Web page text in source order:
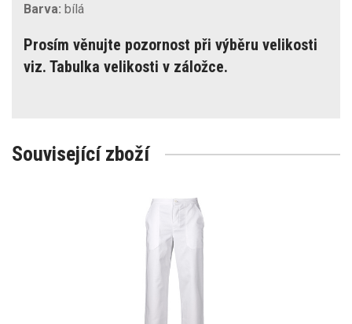
Barva: bílá
Prosím věnujte pozornost při výběru velikosti
viz. Tabulka velikosti v záložce.
Související zboží